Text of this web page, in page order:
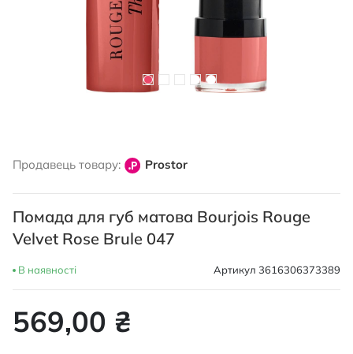
початку
зображень
Продавець товару: Prostor
Помада для губ матова Bourjois Rouge
Velvet Rose Brule 047
В наявності Артикул 3616306373389
569,00 ₴